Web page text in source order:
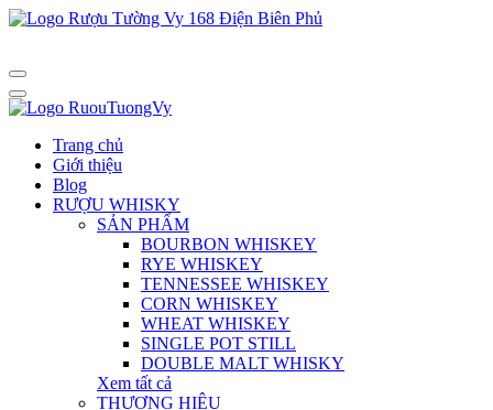
Trang chủ
Giới thiệu
Blog
RƯỢU WHISKY
SẢN PHẨM
BOURBON WHISKEY
RYE WHISKEY
TENNESSEE WHISKEY
CORN WHISKEY
WHEAT WHISKEY
SINGLE POT STILL
DOUBLE MALT WHISKY
Xem tất cả
THƯƠNG HIỆU